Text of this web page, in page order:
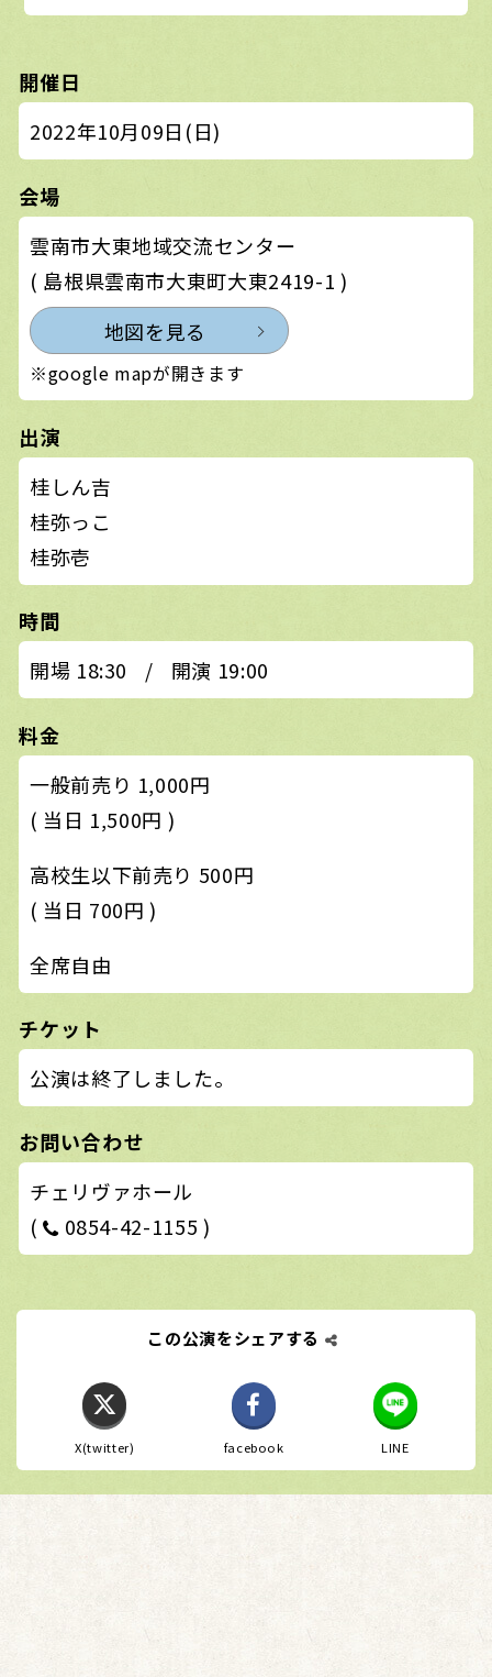
開催日
2022年10月09日(日)
会場
雲南市大東地域交流センター
( 島根県雲南市大東町大東2419-1 )
地図を見る
※google mapが開きます
出演
桂しん吉
桂弥っこ
桂弥壱
時間
開場 18:30
/ 開演 19:00
料金
一般前売り 1,000円
( 当日 1,500円 )
高校生以下前売り 500円
( 当日 700円 )
全席自由
チケット
公演は終了しました。
お問い合わせ
チェリヴァホール
( 0854-42-1155 )
この公演をシェアする
X(twitter) facebook LINE